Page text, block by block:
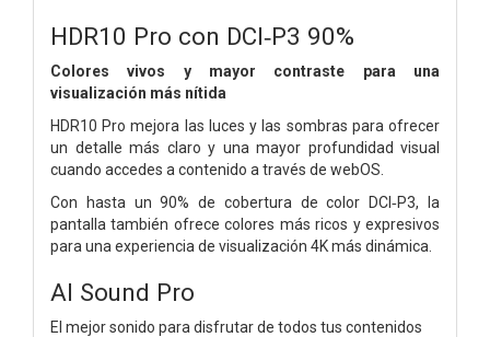
HDR10 Pro con DCI‑P3 90%
Colores vivos y mayor contraste para una
visualización más nítida
HDR10 Pro mejora las luces y las sombras para ofrecer
un detalle más claro y una mayor profundidad visual
cuando accedes a contenido a través de webOS.
Con hasta un 90% de cobertura de color DCI‑P3, la
pantalla también ofrece colores más ricos y expresivos
para una experiencia de visualización 4K más dinámica.
AI Sound Pro
El mejor sonido para disfrutar de todos tus contenidos